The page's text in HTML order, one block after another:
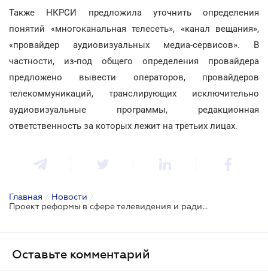
Также НКРСИ предложила уточнить определения
понятий «многоканальная телесеть», «канал вещания»,
«провайдер аудиовизуальных медиа-сервисов». В
частности, из-под общего определения провайдера
предложено вывести операторов, провайдеров
телекоммуникаций, транслирующих исключительно
аудиовизуальные программы, редакционная
ответственность за которых лежит на третьих лицах.
Главная / Новости /
Проект реформы в сфере телевидения и радиовещания будет дорабатываться
Оставьте комментарий